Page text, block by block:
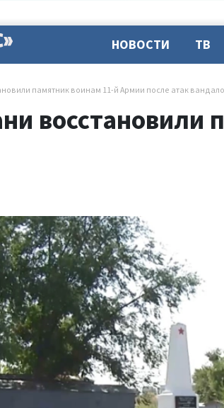
НОВОСТИ ТВ
памятник воинам 11-й Армии после атак